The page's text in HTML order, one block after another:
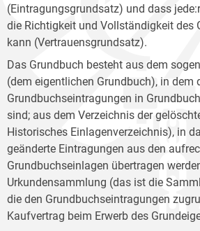
(Eintragungsgrundsatz) und dass
die Richtigkeit und Vollständigkeit des
kann (Vertrauensgrundsatz).
Das Grundbuch besteht aus dem
(dem eigentlichen Grundbuch), in dem
Grundbuchseintragungen in
sind; aus dem Verzeichnis der
Historisches Einlagenverzeichnis), in
geänderte Eintragungen aus den
Grundbuchseinlagen übertragen
Urkundensammlung (das ist die
die den Grundbuchseintragungen
Kaufvertrag beim Erwerb des